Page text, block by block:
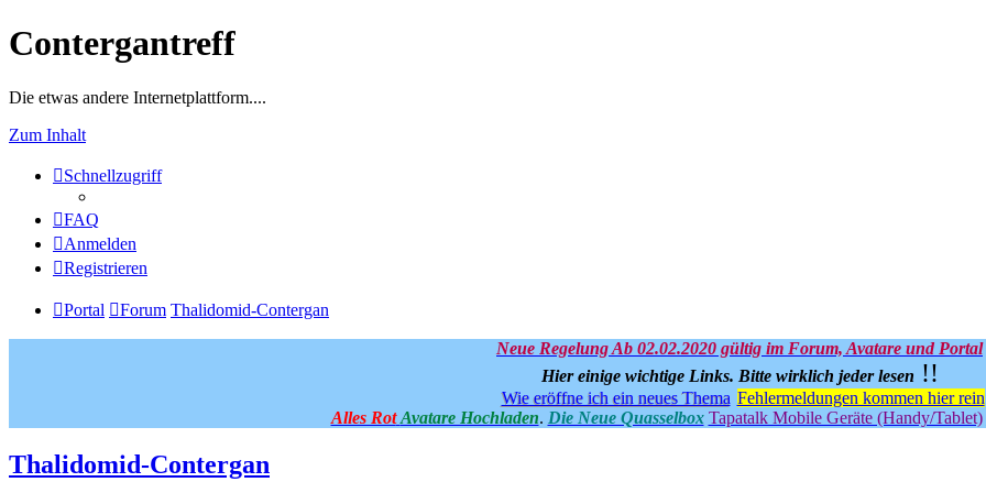
Contergantreff
Die etwas andere Internetplattform....
Zum Inhalt
Schnellzugriff
FAQ
Anmelden
Registrieren
Portal Forum Thalidomid-Contergan
Neue Regelung Ab 02.02.2020 gültig im Forum, Avatare und Portal
Hier einige wichtige Links. Bitte wirklich jeder lesen !!
Wie eröffne ich ein neues Thema Fehlermeldungen kommen hier rein
Alles Rot Avatare Hochladen. Die Neue Quasselbox Tapatalk Mobile Geräte (Handy/Tablet)
Thalidomid-Contergan